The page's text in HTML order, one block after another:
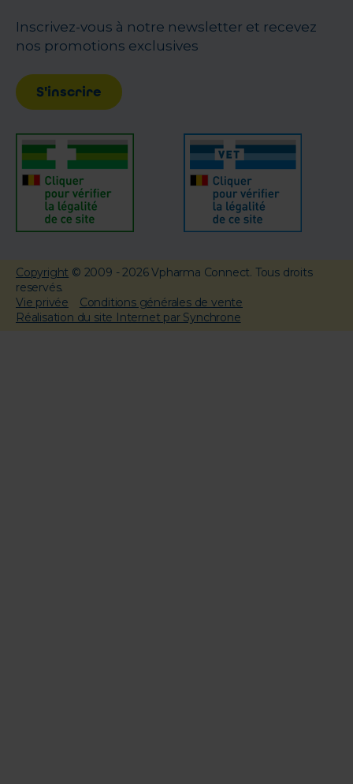
Inscrivez-vous à notre newsletter et recevez
nos promotions exclusives
S'inscrire
Copyright © 2009 - 2026 Vpharma Connect. Tous droits
reservés.
Vie privée
Conditions générales de vente
Réalisation du site Internet par Synchrone